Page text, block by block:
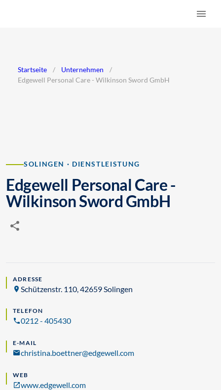
Startseite / Unternehmen
/
Edgewell Personal Care - Wilkinson Sword GmbH
SOLINGEN · DIENSTLEISTUNG
Edgewell Personal Care -
Wilkinson Sword GmbH
ADRESSE
Schützenstr. 110, 42659 Solingen
TELEFON
0212 - 405430
E-MAIL
christina.boettner@edgewell.com
WEB
www.edgewell.com